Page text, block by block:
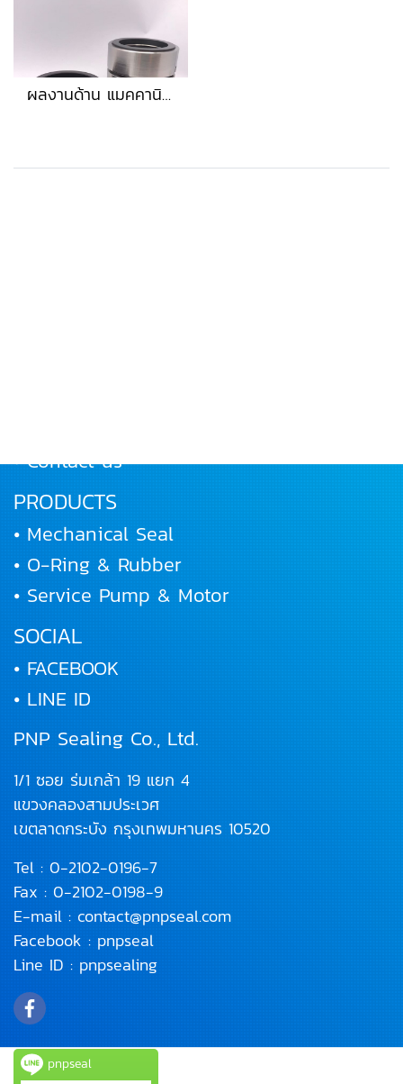
ผลงานด้าน แมคคานิคอลซีล
• Contact us
PRODUCTS
• Mechanical Seal
• O-Ring & Rubber
• Service Pump & Motor
SOCIAL
• FACEBOOK
• LINE ID
PNP Sealing Co., Ltd.
1/1 ซอย ร่มเกล้า 19 แยก 4
แขวงคลองสามประเวศ
เขตลาดกระบัง กรุงเทพมหานคร 10520
Tel : 0-2102-0196-7
Fax : 0-2102-0198-9
E-mail : contact@pnpseal.com
Facebook : pnpseal
Line ID : pnpsealing
pnpseal